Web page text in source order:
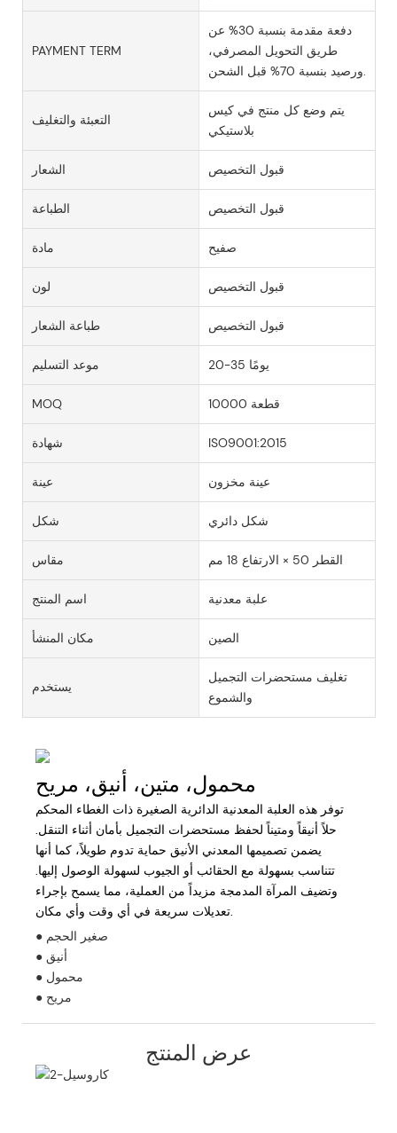
PAYMENT TERM
دفعة مقدمة بنسبة 30% عن
طريق التحويل المصرفي،
ورصيد بنسبة 70% قبل الشحن.
التعبئة والتغليف
يتم وضع كل منتج في كيس
بلاستيكي
الشعار قبول التخصيص
الطباعة قبول التخصيص
مادة صفيح
لون قبول التخصيص
طباعة الشعار قبول التخصيص
موعد التسليم 20-35 يومًا
MOQ 10000 قطعة
شهادة ISO9001:2015
عينة عينة مخزون
شكل شكل دائري
مقاس القطر 50 × الارتفاع 18 مم
اسم المنتج علبة معدنية
مكان المنشأ الصين
يستخدم
تغليف مستحضرات التجميل
والشموع
محمول، متين، أنيق، مريح
توفر هذه العلبة المعدنية الدائرية الصغيرة ذات الغطاء المحكم
حلاً أنيقاً ومتيناً لحفظ مستحضرات التجميل بأمان أثناء التنقل.
يضمن تصميمها المعدني الأنيق حماية تدوم طويلاً، كما أنها
تتناسب بسهولة مع الحقائب أو الجيوب لسهولة الوصول إليها.
وتضيف المرآة المدمجة مزيداً من العملية، مما يسمح بإجراء
تعديلات سريعة في أي وقت وأي مكان.
● صغير الحجم
● أنيق
● محمول
● مريح
عرض المنتج